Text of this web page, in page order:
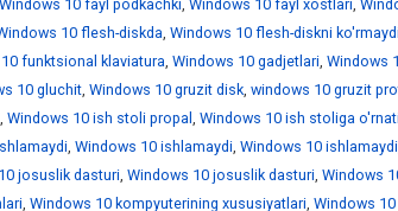
Windows 10 fayl podkachki, Windows 10 fayl xostlari,
10 flesh-diskda, Windows 10 flesh-diskni ko'rmaydi
funktsional klaviatura, Windows 10 gadjetlari, Windows
10 gluchit, Windows 10 gruzit disk, windows 10 gruzit
, Windows 10 ish stoli propal , Windows 10 ish stoliga
, Windows 10 ishlamaydi, Windows 10 ishlamaydi
josuslik dasturi, Windows 10 josuslik dasturi, Windows
, Windows 10 kompyuterining xususiyatlari, Windows